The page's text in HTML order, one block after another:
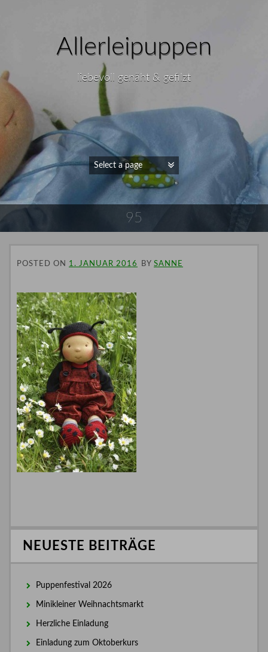
Allerleipuppen
liebevoll genäht & gefilzt
95
POSTED ON 1. JANUAR 2016 BY SANNE
NEUESTE BEITRÄGE
Puppenfestival 2026
Minikleiner Weihnachtsmarkt
Herzliche Einladung
Einladung zum Oktoberkurs